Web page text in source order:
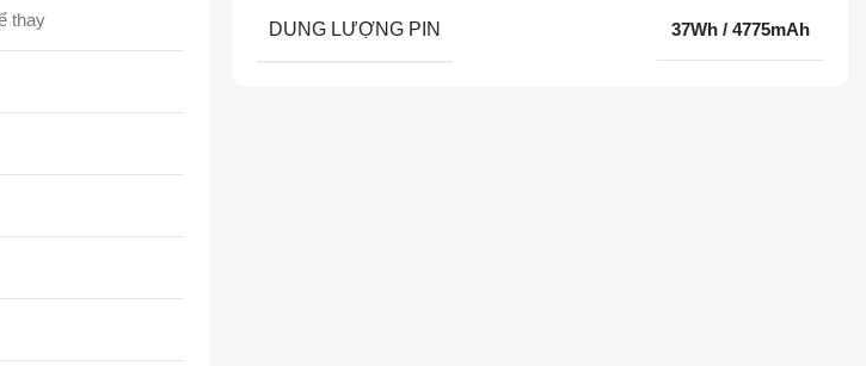
thay DUNG LƯỢNG PIN 37Wh / 4775mAh